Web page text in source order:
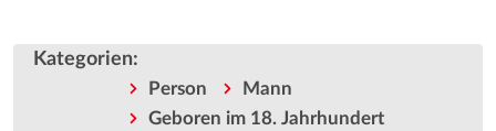
Kategorien:
Person
Mann
Geboren im 18. Jahrhundert